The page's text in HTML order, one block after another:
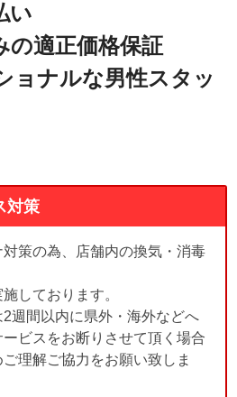
い
の適正価格保証
ョナルな男性スタッ
対策
策の為、店舗内の換気・消毒
しております。
週間以内に県外・海外などへ
ビスをお断りさせて頂く場合
理解ご協力をお願い致しま